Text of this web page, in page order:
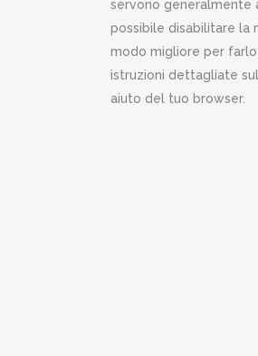
servono generalmente
possibile disabilitare la
modo migliore per
istruzioni dettagliate
aiuto del tuo browser.